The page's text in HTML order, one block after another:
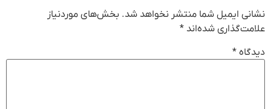
نشانی ایمیل شما منتشر نخواهد شد. بخش‌های موردنیاز
علامت‌گذاری شده‌اند *
دیدگاه *